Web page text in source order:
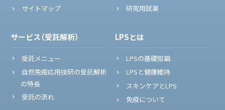
サイトマップ
研究用試薬
サービス（受託解析）
受託メニュー
自然免疫応用技研の受託解析
の特長
受託の流れ
LPSとは
LPSの基礎知識
LPSと健康維持
スキンケアとLPS
免疫について